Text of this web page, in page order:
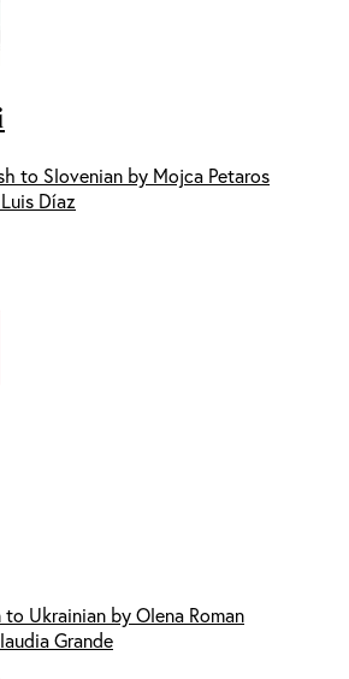
to Slovenian by Mojca Petaros
Díaz
Ukrainian by Olena Roman
Grande